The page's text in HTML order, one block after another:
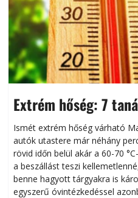
Extrém hőség: 7
megóvhatjuk
Ismét extrém hőség várható
autók utastere már néhány
rövid időn belül akár a 60-70
a beszállást teszi
benne hagyott tárgyakra is
egyszerű óvintézkedéssel